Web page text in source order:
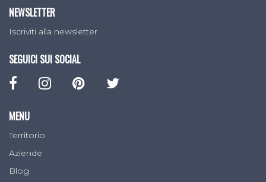
NEWSLETTER
Iscriviti alla newsletter
SEGUICI SUI SOCIAL
MENU
Territorio
Aziende
Blog